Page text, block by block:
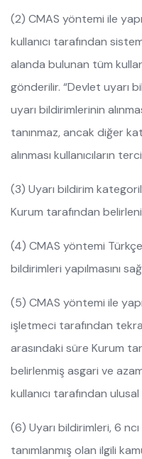
(2) CMAS yöntemi ile
kullanıcı tarafından
alanda bulunan tüm
gönderilir. “Devlet uyarı
uyarı bildirimlerinin
tanınmaz, ancak diğer
alınması kullanıcıların
(3) Uyarı bildirim
Kurum tarafından
(4) CMAS yöntemi
bildirimleri yapılmasını
(5) CMAS yöntemi ile
işletmeci tarafından
arasındaki süre Kurum
belirlenmiş asgari ve
kullanıcı tarafından
(6) Uyarı bildirimleri, 6
tanımlanmış olan ilgili